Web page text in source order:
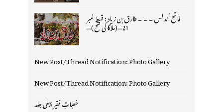
فاتح اُندلس ۔ ۔ ۔ طارق بن زیاد : قسط نمبر
21═(ملاگا کی فتح )═
New Post/Thread Notification: Photo Gallery
New Post/Thread Notification: Photo Gallery
خطباتِ فقیر پہلی جلد